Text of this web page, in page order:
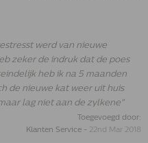
werd van nieuwe
zeker de indruk dat de poes
heb ik na 5 maanden
de nieuwe kat weer uit huis
lag niet aan de zylkene"
Toegevoegd door:
Klanten Service - 22nd Mar 2018